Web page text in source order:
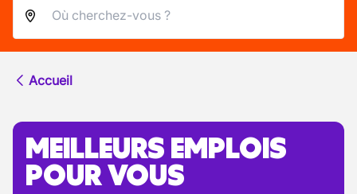
Accueil
MEILLEURS EMPLOIS
POUR VOUS